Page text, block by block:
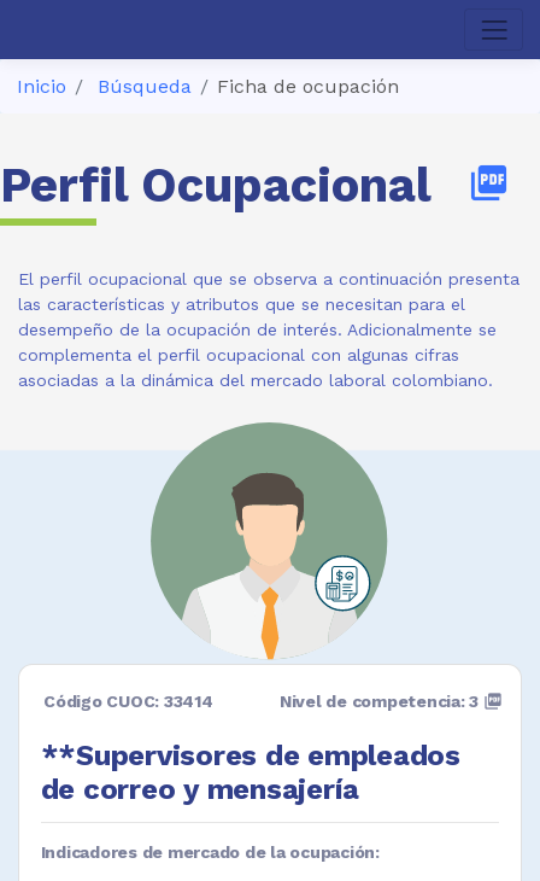
Inicio Búsqueda Ficha de ocupación
Perfil Ocupacional picture_as_pdf
El perfil ocupacional que se observa a continuación presenta
las características y atributos que se necesitan para el
desempeño de la ocupación de interés. Adicionalmente se
complementa el perfil ocupacional con algunas cifras
asociadas a la dinámica del mercado laboral colombiano.
Código CUOC: 33414
**Supervisores de empleados
de correo y mensajería
Nivel de competencia: 3 picture_as_pdf
Indicadores de mercado de la ocupación: